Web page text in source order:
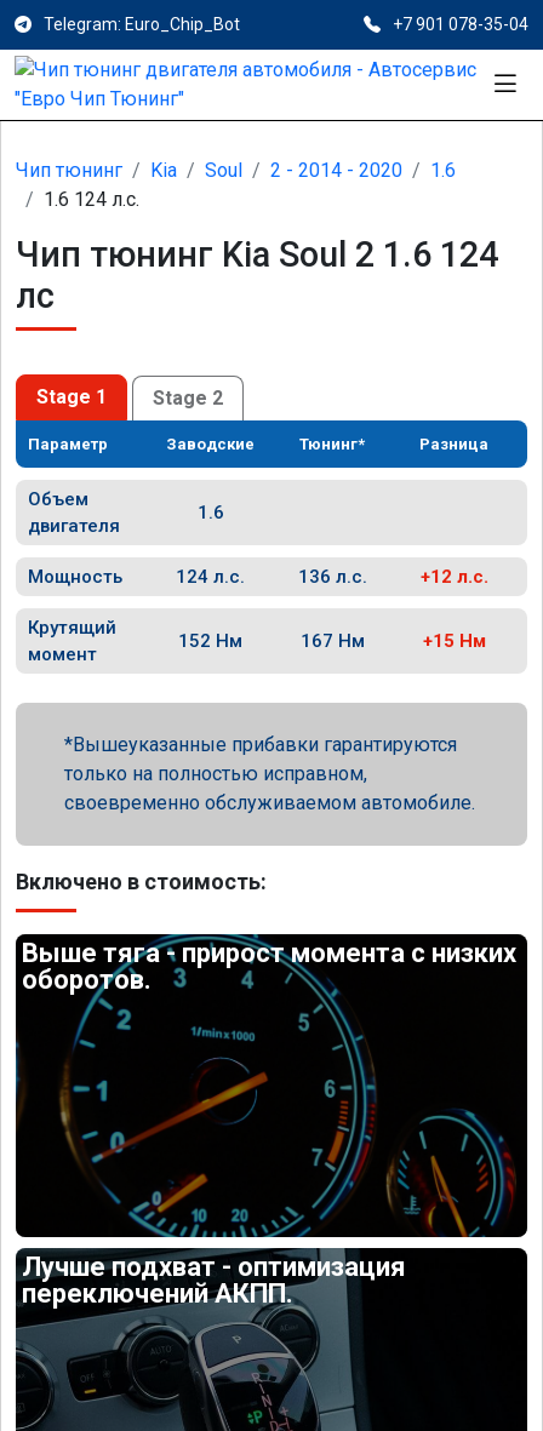
Telegram: Euro_Chip_Bot +7 901 078-35-04
Чип тюнинг Kia Soul 2 - 2014 - 2020
1.6
1.6 124 л.с.
Чип тюнинг Kia Soul 2 1.6 124
лс
Stage 1 Stage 2
Параметр Заводские Тюнинг* Разница
Объем
двигателя
1.6
Мощность 124 л.с. 136 л.с. +12 л.с.
Крутящий
момент
152 Нм 167 Нм +15 Нм
Вышеуказанные прибавки гарантируются
только на полностью исправном,
своевременно обслуживаемом автомобиле.
Включено в стоимость:
Выше тяга - прирост момента с низких
оборотов.
Лучше подхват - оптимизация
переключений АКПП.